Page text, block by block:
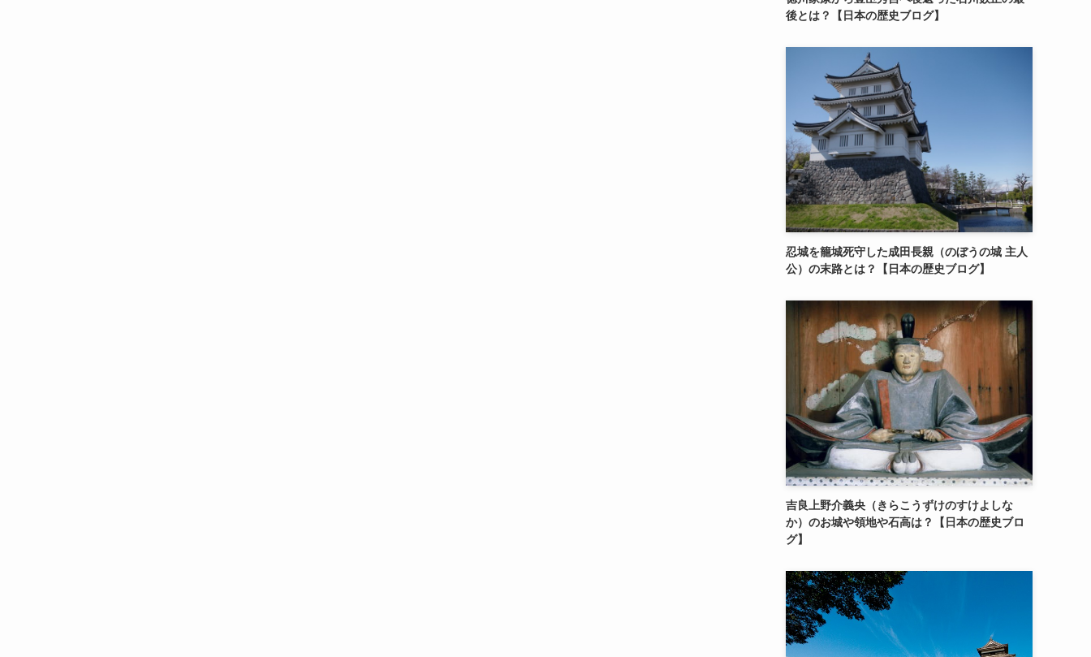
後とは？【日本の歴史ブログ】
忍城を籠城死守した成田長親（のぼうの城 主人
公）の末路とは？【日本の歴史ブログ】
吉良上野介義央（きらこうずけのすけよしな
か）のお城や領地や石高は？【日本の歴史ブロ
グ】